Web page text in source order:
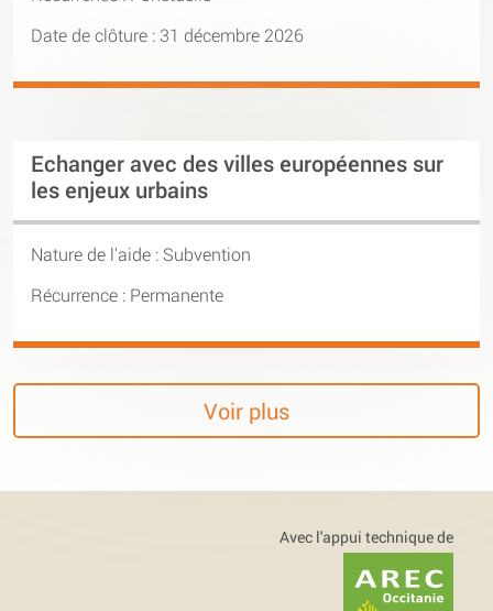
Date de clôture : 31 décembre 2026
Echanger avec des villes européennes sur
les enjeux urbains
Nature de l'aide : Subvention
Récurrence : Permanente
Voir plus
Avec l'appui technique de